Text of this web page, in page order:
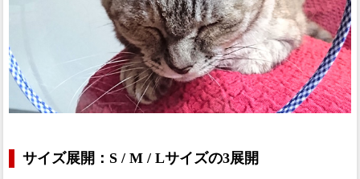
サイズ展開：S / M / Lサイズの3展開